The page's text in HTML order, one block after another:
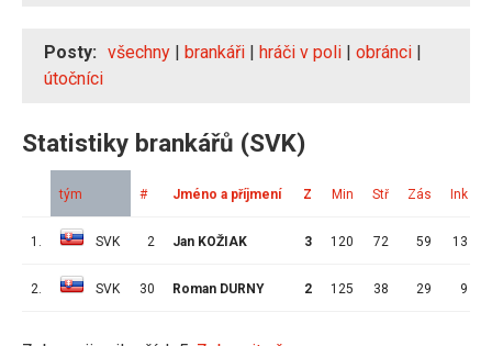
Posty: všechny | brankáři | hráči v poli | obránci |
útočníci
Statistiky brankářů (SVK)
tým # Jméno a příjmení Z Min Stř Zás Ink
1. SVK 2 Jan KOŽIAK 3 120 72 59 13
2. SVK 30 Roman DURNY 2 125 38 29 9